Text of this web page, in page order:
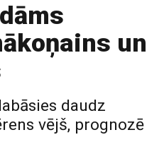
un
daudz
vējš, prognozē